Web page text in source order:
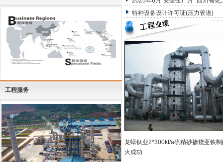
工程服务
特种设备设计许可证(压力管道)
龙蠎钛业2*300kt/a硫精砂掺烧亚铁
火成功